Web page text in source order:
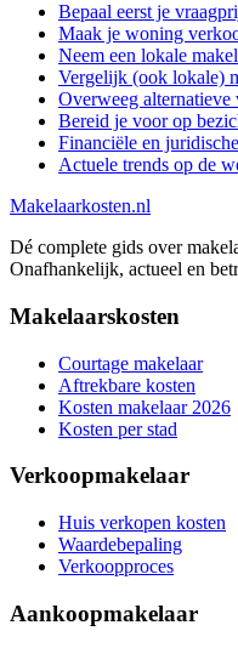
Bepaal eerst je
Maak je woning
Neem een lokale
Vergelijk (ook lokale)
Overweeg alternatieve
Bereid je voor op
Financiële en
Actuele trends op de
Makelaarkosten.nl
Dé complete gids over
Onafhankelijk, actueel en
Makelaarskosten
Courtage makelaar
Aftrekbare kosten
Kosten makelaar 2026
Kosten per stad
Verkoopmakelaar
Huis verkopen kosten
Waardebepaling
Verkoopproces
Aankoopmakelaar